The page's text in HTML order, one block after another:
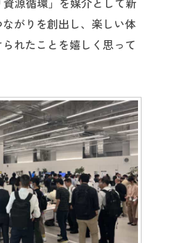
源循環」を媒介として新
がりを創出し、楽しい体
れたことを嬉しく思って